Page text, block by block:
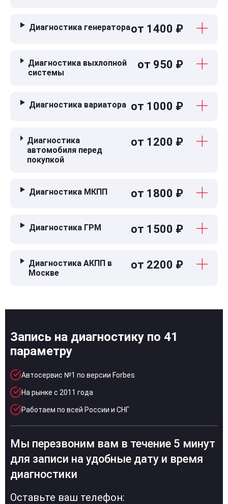
Диагностика генератораот 1400 ₽
Диагностика выхлопной
системы
от 950 ₽
Диагностика вариатора от 1000 ₽
Диагностика
автомобиля перед
покупкой
от 1200 ₽
Диагностика МКПП от 1800 ₽
Диагностика ГРМ от 1500 ₽
Диагностика АКПП в
Москве
от 2200 ₽
Запись на диагностику по 41
параметру
Автосервис №1 по версии Forbes
На рынке с 2011 года
Работаем по всей России и СНГ
Мы перезвоним вам в течение 5 минут
для записи на удобные дату и время
диагностики
Оставьте ваш телефон: